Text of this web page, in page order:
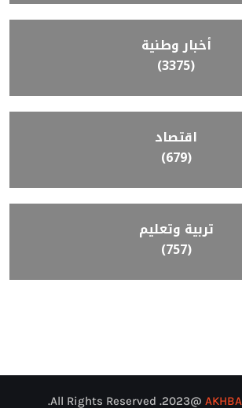
أخبار وطنية
(3375)
اقتصاد
(679)
تربية وتعليم
(757)
@2023. All Rights Reserved.